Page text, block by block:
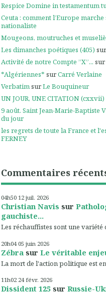
Respice Domine in testamentum
Ceuta : comment l’Europe marche
nationaliste
Mougeons, moutruches et
Les dimanches poétiques (405) sur
Activité de notre Compte ”X”... sur
*Algériennes* surCarré Verlaine
VerbatimsurLe Bouquineur
UN JOUR, UNE CITATION (cxxvii)
9 août. Saint Jean-Marie-Baptiste
du jour
les regrets de toute la France et
FERNEY
Commentaires
04h50 12 juil. 2026
Christian Navis sur
gauchiste...
Les réchauffistes sont une variété
20h04 05 juin 2026
Zébra sur Le véritable
La mort de l'action politique est
11h02 24 févr. 2026
Dissident 125 sur Russie-